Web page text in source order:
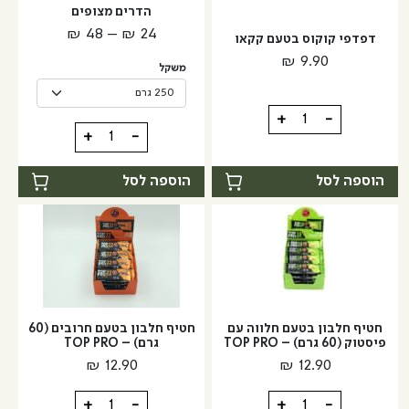
דפדפי קוקוס בטעם קקאו
₪ 9.90
-
כמות
של
קוקוס
בטעם
קקאו
+
הוספה לסל
הדרים מצופים
₪ 24
–
₪ 48
עד
משקל
-
כמות
של
הדרים
מצופים
+
הוספה לסל
האפשרויות
בעמוד
המוצר
חטיף חלבון בטעם חלווה עם
פיסטוק (60 גרם) – TOP PRO
₪ 12.90
-
כמות
+
חטיף חלבון בטעם חרובים (60
גרם) – TOP PRO
₪ 12.90
-
כמות
+